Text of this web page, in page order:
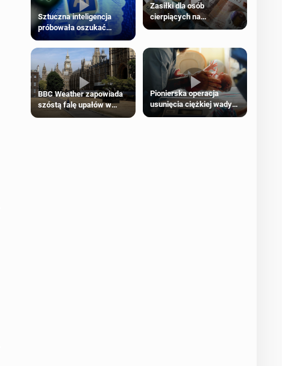
Sztuczna inteligencja
próbowała oszukać
człowieka
Zasiłki dla osób
cierpiących na
schorzenia psychiczne
BBC Weather zapowiada
szóstą falę upałów w
Londynie
Pionierska operacja
usunięcia ciężkiej wady
wrodzonej płodu w łonie